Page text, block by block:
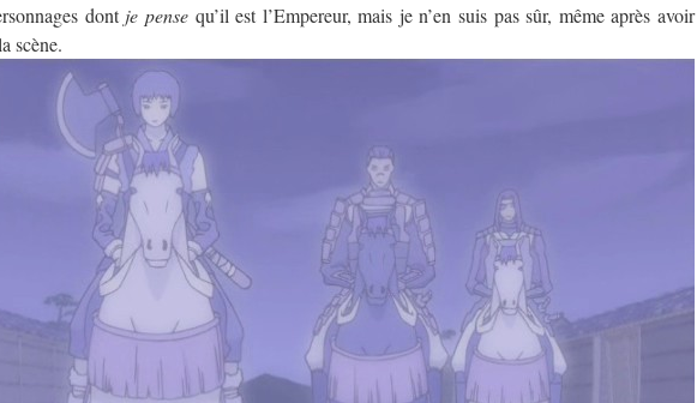
dont je pensequ’il est l’Empereur, mais je n’en suis pas sûr, même après avoir
scène.